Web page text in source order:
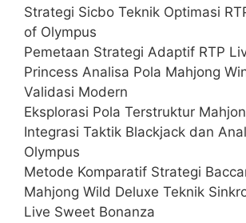
Strategi Sicbo Teknik Optimasi
of Olympus
Pemetaan Strategi Adaptif RTP
Princess Analisa Pola Mahjong
Validasi Modern
Eksplorasi Pola Terstruktur
Integrasi Taktik Blackjack dan
Olympus
Metode Komparatif Strategi
Mahjong Wild Deluxe Teknik
Live Sweet Bonanza